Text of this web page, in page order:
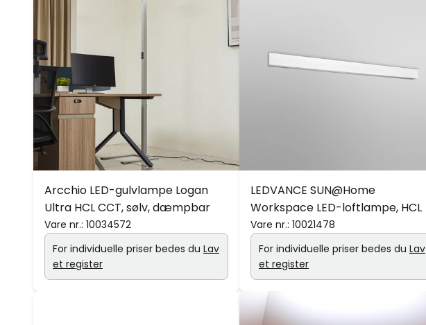
Arcchio LED-gulvlampe Logan
Ultra HCL CCT, sølv, dæmpbar
Vare nr.: 10034572
For individuelle priser bedes du Lav
et register
LEDVANCE SUN@Home
Workspace LED-loftlampe, HCL
Vare nr.: 10021478
For individuelle priser bedes du Lav
et register